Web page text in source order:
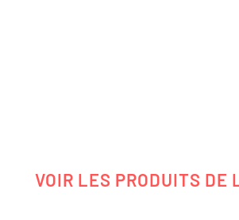
VOIR LES PRODUITS DE